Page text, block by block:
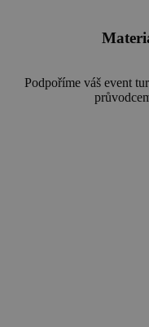
Podpoříme váš event